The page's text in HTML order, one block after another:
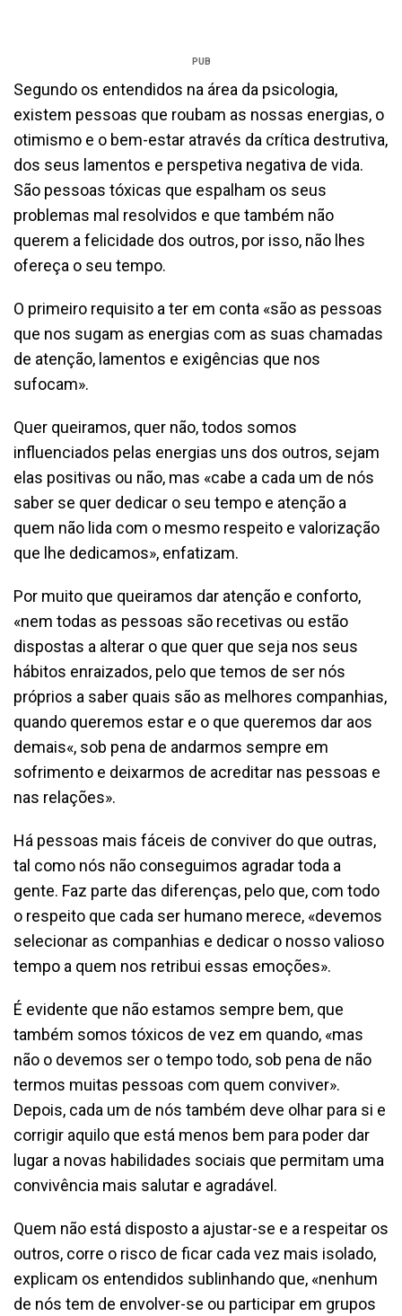
PUB
Segundo os entendidos na área da psicologia,
existem pessoas que roubam as nossas energias, o
otimismo e o bem-estar através da crítica destrutiva,
dos seus lamentos e perspetiva negativa de vida.
São pessoas tóxicas que espalham os seus
problemas mal resolvidos e que também não
querem a felicidade dos outros, por isso, não lhes
ofereça o seu tempo.
O primeiro requisito a ter em conta «são as pessoas
que nos sugam as energias com as suas chamadas
de atenção, lamentos e exigências que nos
sufocam».
Quer queiramos, quer não, todos somos
influenciados pelas energias uns dos outros, sejam
elas positivas ou não, mas «cabe a cada um de nós
saber se quer dedicar o seu tempo e atenção a
quem não lida com o mesmo respeito e valorização
que lhe dedicamos», enfatizam.
Por muito que queiramos dar atenção e conforto,
«nem todas as pessoas são recetivas ou estão
dispostas a alterar o que quer que seja nos seus
hábitos enraizados, pelo que temos de ser nós
próprios a saber quais são as melhores companhias,
quando queremos estar e o que queremos dar aos
demais«, sob pena de andarmos sempre em
sofrimento e deixarmos de acreditar nas pessoas e
nas relações».
Há pessoas mais fáceis de conviver do que outras,
tal como nós não conseguimos agradar toda a
gente. Faz parte das diferenças, pelo que, com todo
o respeito que cada ser humano merece, «devemos
selecionar as companhias e dedicar o nosso valioso
tempo a quem nos retribui essas emoções».
É evidente que não estamos sempre bem, que
também somos tóxicos de vez em quando, «mas
não o devemos ser o tempo todo, sob pena de não
termos muitas pessoas com quem conviver».
Depois, cada um de nós também deve olhar para si e
corrigir aquilo que está menos bem para poder dar
lugar a novas habilidades sociais que permitam uma
convivência mais salutar e agradável.
Quem não está disposto a ajustar-se e a respeitar os
outros, corre o risco de ficar cada vez mais isolado,
explicam os entendidos sublinhando que, «nenhum
de nós tem de envolver-se ou participar em grupos